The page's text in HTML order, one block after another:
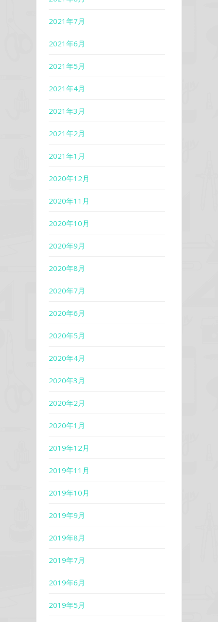
2021年7月
2021年6月
2021年5月
2021年4月
2021年3月
2021年2月
2021年1月
2020年12月
2020年11月
2020年10月
2020年9月
2020年8月
2020年7月
2020年6月
2020年5月
2020年4月
2020年3月
2020年2月
2020年1月
2019年12月
2019年11月
2019年10月
2019年9月
2019年8月
2019年7月
2019年6月
2019年5月